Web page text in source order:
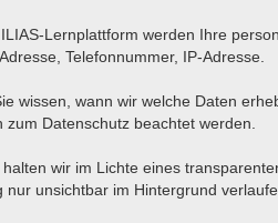
Lernplattform werden Ihre
Telefonnummer, IP-Adresse.
wissen, wann wir welche Daten
zum Datenschutz beachtet werden.
wir im Lichte eines
unsichtbar im Hintergrund